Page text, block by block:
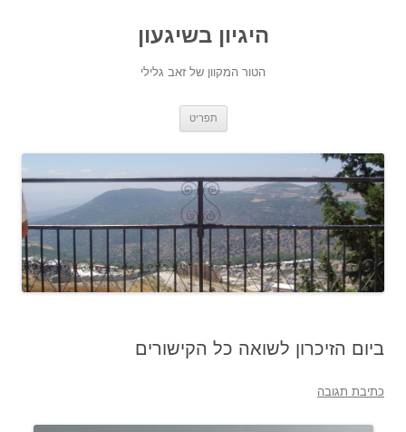
היגיון בשיגעון
הטור המקוון של זאב גלילי
תפריט
ביום הזיכרון לשואה כל הקישורים
כתיבת תגובה